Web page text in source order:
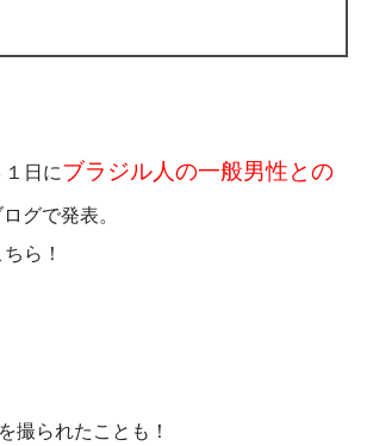
１日にブラジル人の一般男性との
グで発表。
ら！
を撮られたことも！